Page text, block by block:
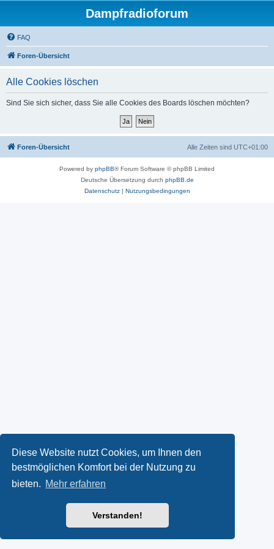
Diese Website nutzt Cookies, um Ihnen den
bestmöglichen Komfort bei der Nutzung zu
bieten. Mehr erfahren
Verstanden!
Dampfradioforum
FAQ
Foren-Übersicht
Alle Cookies löschen
Sind Sie sich sicher, dass Sie alle Cookies des Boards löschen möchten?
Foren-Übersicht Alle Zeiten sind UTC+01:00
Powered by phpBB® Forum Software © phpBB Limited
Deutsche Übersetzung durch phpBB.de
Datenschutz| Nutzungsbedingungen